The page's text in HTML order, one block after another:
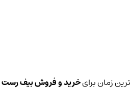
زمان برایخرید و فروش بیف رست